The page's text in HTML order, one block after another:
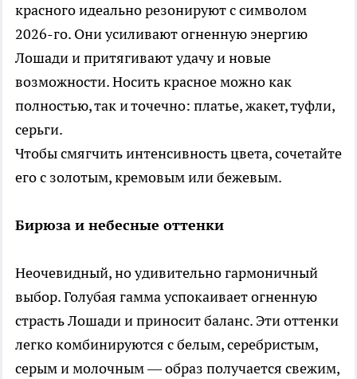
красного идеально резонируют с символом
2026-го. Они усиливают огненную энергию
Лошади и притягивают удачу и новые
возможности. Носить красное можно как
полностью, так и точечно: платье, жакет, туфли,
серьги.
Чтобы смягчить интенсивность цвета, сочетайте
его с золотым, кремовым или бежевым.
Бирюза и небесные оттенки
Неочевидный, но удивительно гармоничный
выбор. Голубая гамма успокаивает огненную
страсть Лошади и приносит баланс. Эти оттенки
легко комбинируются с белым, серебристым,
серым и молочным — образ получается свежим,